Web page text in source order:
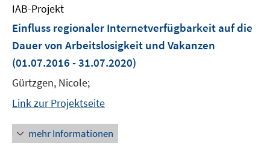
IAB-Projekt
Einfluss regionaler Internetverfügbarkeit auf die
Dauer von Arbeitslosigkeit und Vakanzen
(01.07.2016 - 31.07.2020)
Gürtzgen, Nicole;
Link zur Projektseite
mehr Informationen